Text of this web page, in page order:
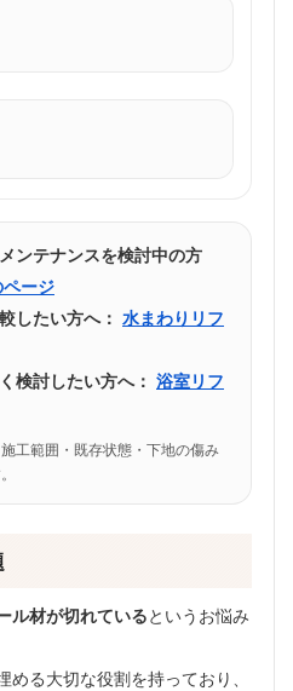
ンテナンスを検討中の方
ージ
したい方へ： 水まわりリフ
検討したい方へ： 浴室リフ
工範囲・既存状態・下地の傷み
ル材が切れているというお悩み
める大切な役割を持っており、